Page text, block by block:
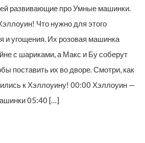
развивающие про Умные машинки.
Что нужно для этого
и угощения. Их розовая машинка
с шариками, а Макс и Бу соберут
поставить их во дворе. Смотри, как
к Хэллоуину! 00:00 Хэллоуин —
05:40 […]